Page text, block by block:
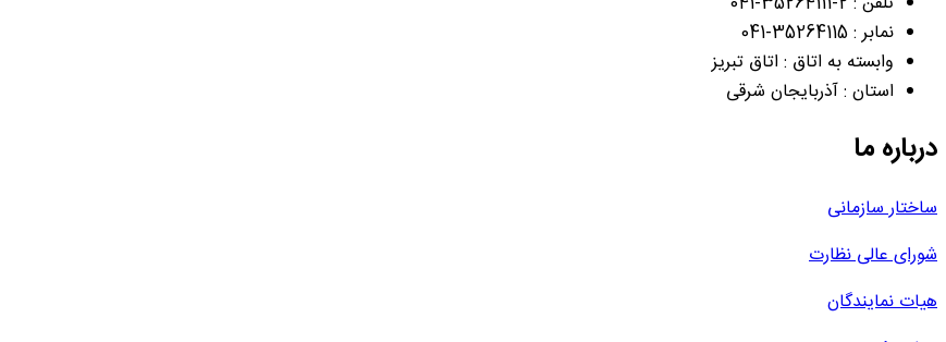
نمابر : 35264115-041
وابسته به اتاق : اتاق تبریز
استان : آذربایجان شرقی
درباره ما
ساختار سازمانی
شورای عالی نظارت
هیات نمایندگان